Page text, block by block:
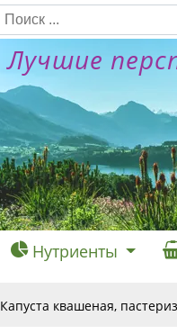
Лучшие
Нутриенты
Капуста квашеная,